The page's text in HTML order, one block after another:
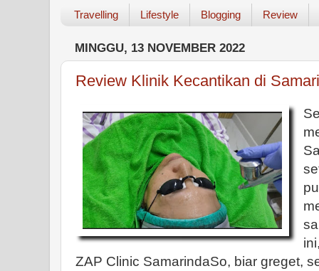
Travelling Lifestyle Blogging Review
MINGGU, 13 NOVEMBER 2022
Review Klinik Kecantikan di
ZAP Clinic SamarindaSo, biar greget,